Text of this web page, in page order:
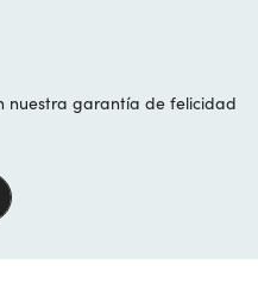
nuestra garantía de felicidad